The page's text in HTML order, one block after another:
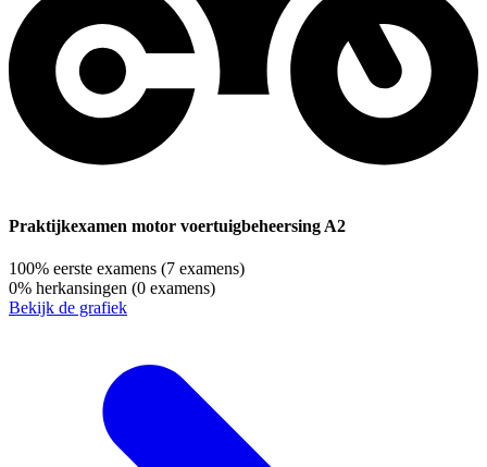
Praktijkexamen motor voertuigbeheersing A2
100% eerste examens (7 examens)
0% herkansingen (0 examens)
Bekijk de grafiek